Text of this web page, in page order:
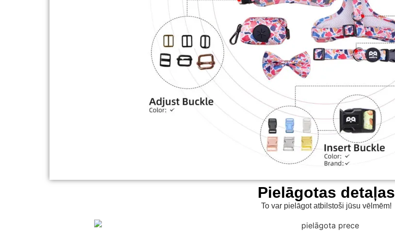
Pielāgotas detaļas
To var pielāgot atbilstoši jūsu vēlmēm!